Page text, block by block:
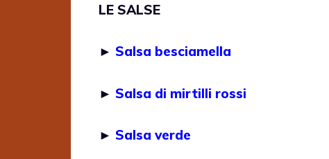
LE SALSE
► Salsa besciamella
► Salsa di mirtilli rossi
► Salsa verde